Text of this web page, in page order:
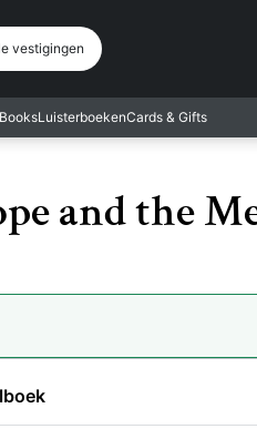
vestigingen Vestiging
LuisterboekenCards & Gifts
and the